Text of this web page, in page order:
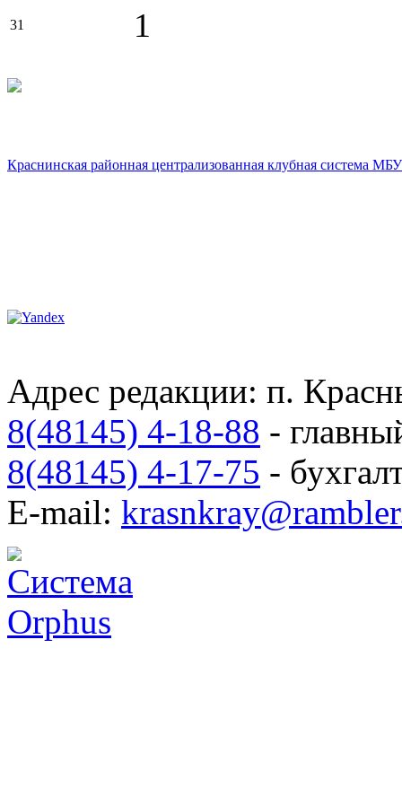
31 1
Краснинская районная централизованная клубная система
Адрес редакции: п.
8(48145) 4-18-88 -
8(48145) 4-17-75 -
E-mail: